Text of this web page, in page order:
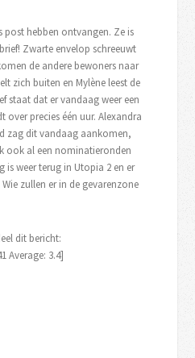
post hebben ontvangen. Ze is
Zwarte envelop schreeuwt
de andere bewoners naar
zich buiten en Mylène leest de
staat dat er vandaag weer een
precies één uur. Alexandra
zag dit vandaag aankomen,
ook al een nominatieronden
is weer terug in Utopia 2 en er
zullen er in de gevarenzone
dit bericht:
Average: 3.4]